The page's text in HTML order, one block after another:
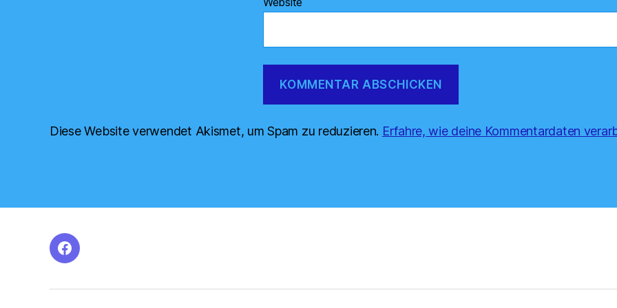
Diese Website verwendet Akismet, um Spam zu reduzieren. Erfahre, wie deine Kommentardaten
facebook